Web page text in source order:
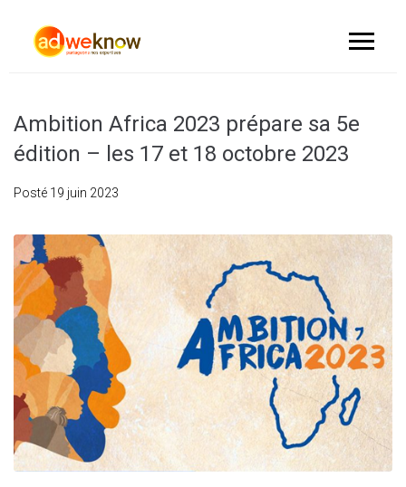
Ambition Africa 2023 prépare sa 5e
édition – les 17 et 18 octobre 2023
Posté 19 juin 2023